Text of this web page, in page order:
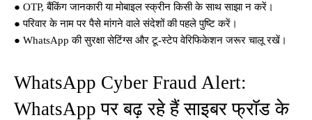
● OTP, बैंकिंग जानकारी या मोबाइल स्क्रीन किसी के साथ साझा न करें।
● परिवार के नाम पर पैसे मांगने वाले संदेशों की पहले पुष्टि करें।
● WhatsApp की सुरक्षा सेटिंग्स और टू-स्टेप वेरिफिकेशन जरूर चालू रखें।
WhatsApp Cyber Fraud Alert:
WhatsApp पर बढ़ रहे हैं साइबर फ्रॉड के